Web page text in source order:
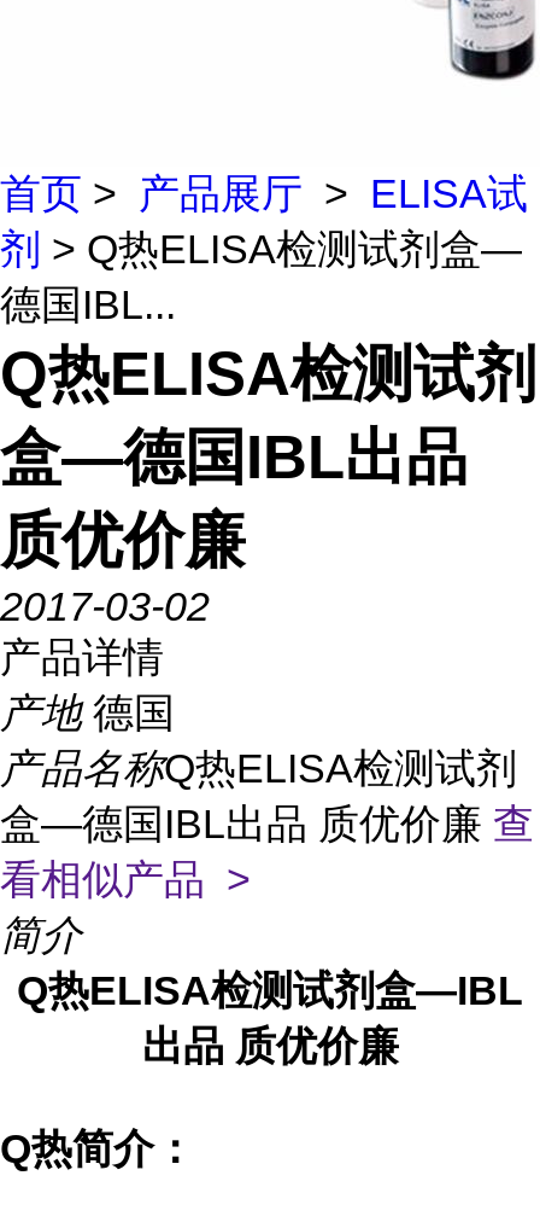
首页 > 产品展厅 > ELISA试
剂 > Q热ELISA检测试剂盒—
德国IBL...
Q热ELISA检测试剂
盒—德国IBL出品
质优价廉
2017-03-02
产品详情
产地 德国
产品名称Q热ELISA检测试剂
盒—德国IBL出品 质优价廉 查
看相似产品 >
简介
Q热ELISA检测试剂盒—IBL
出品 质优价廉
Q热简介：